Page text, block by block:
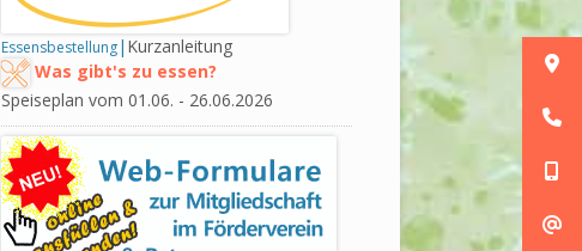
Essensbestellung| Kurzanleitung
Was gibt's zu essen?
Speiseplan vom 01.06. - 26.06.2026